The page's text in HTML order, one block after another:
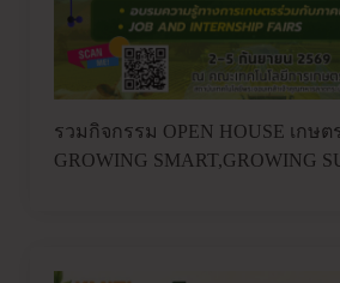
รวมกิจกรรม OPEN HOUSE เกษ
GROWING SMART,GROWING